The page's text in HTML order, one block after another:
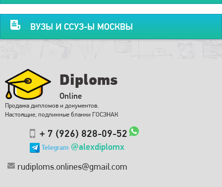
ВУЗЫ И ССУЗ-Ы МОСКВЫ
Diploms
Online
Продажа дипломов и документов.
Настоящие, подлинные бланки ГОСЗНАК
+ 7 (926) 828-09-52
Telegram @alexdiplomx
rudiploms.onlines@gmail.com